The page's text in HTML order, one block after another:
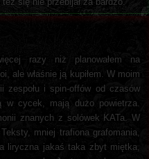
razy niż planowałem na
ale właśnie ją kupiłem. W moim
zespołu i spin-offów od czasów
w cycek, mają dużo powietrza.
znanych z solówek KATa. W
mniej trafiona grafomania,
liryczna jakaś taka zbyt miętka,